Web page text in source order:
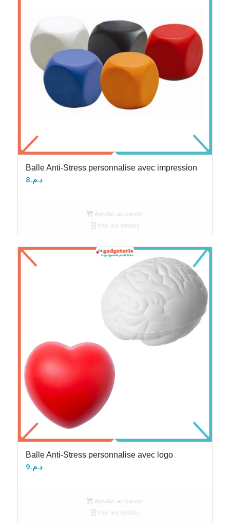
Balle Anti-Stress personnalise avec impression
د.م.8
Ajouter au panier
Voir les détails
Balle Anti-Stress personnalise avec logo
د.م.9
Ajouter au panier
Voir les détails